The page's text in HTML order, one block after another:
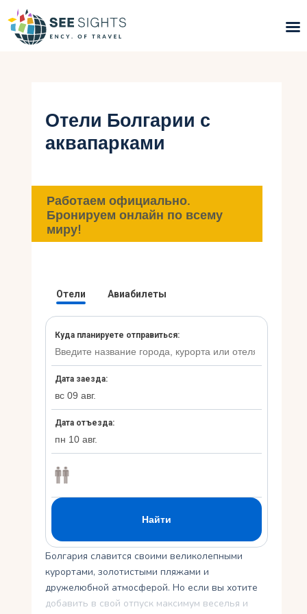
Горящие туры
Типы Туров
Инфо
Блог
Отели Болгарии с
аквапарками
Работаем официально.
Бронируем онлайн по всему
миру!
Болгария славится своими великолепными
курортами, золотистыми пляжами и
дружелюбной атмосферой. Но если вы хотите
добавить в свой отпуск максимум веселья и